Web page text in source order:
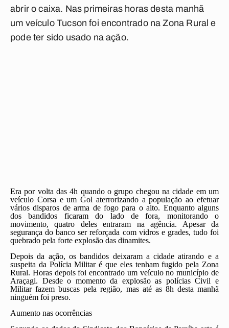
abrir o caixa. Nas primeiras horas desta manhã
um veículo Tucson foi encontrado na Zona Rural e
pode ter sido usado na ação.
Era por volta das 4h quando o grupo chegou na cidade em um
veículo Corsa e um Gol aterrorizando a população ao efetuar
vários disparos de arma de fogo para o alto. Enquanto alguns
dos bandidos ficaram do lado de fora, monitorando o
movimento, quatro deles entraram na agência. Apesar da
segurança do banco ser reforçada com vidros e grades, tudo foi
quebrado pela forte explosão das dinamites.
Depois da ação, os bandidos deixaram a cidade atirando e a
suspeita da Polícia Militar é que eles tenham fugido pela Zona
Rural. Horas depois foi encontrado um veículo no município de
Araçagi. Desde o momento da explosão as polícias Civil e
Militar fazem buscas pela região, mas até as 8h desta manhã
ninguém foi preso.
Aumento nas ocorrências